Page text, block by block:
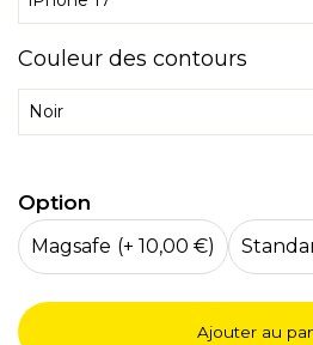
Couleur des contours
Option
Magsafe (+ 10,00 €)
Ajouter au